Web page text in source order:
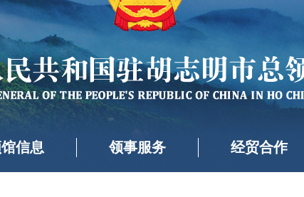
信息 领事服务 经贸合作